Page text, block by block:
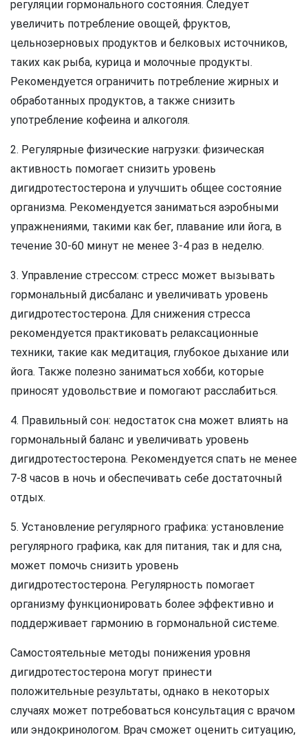
регуляции гормонального состояния. Следует
увеличить потребление овощей, фруктов,
цельнозерновых продуктов и белковых источников,
таких как рыба, курица и молочные продукты.
Рекомендуется ограничить потребление жирных и
обработанных продуктов, а также снизить
употребление кофеина и алкоголя.
2. Регулярные физические нагрузки: физическая
активность помогает снизить уровень
дигидротестостерона и улучшить общее состояние
организма. Рекомендуется заниматься аэробными
упражнениями, такими как бег, плавание или йога, в
течение 30-60 минут не менее 3-4 раз в неделю.
3. Управление стрессом: стресс может вызывать
гормональный дисбаланс и увеличивать уровень
дигидротестостерона. Для снижения стресса
рекомендуется практиковать релаксационные
техники, такие как медитация, глубокое дыхание или
йога. Также полезно заниматься хобби, которые
приносят удовольствие и помогают расслабиться.
4. Правильный сон: недостаток сна может влиять на
гормональный баланс и увеличивать уровень
дигидротестостерона. Рекомендуется спать не менее
7-8 часов в ночь и обеспечивать себе достаточный
отдых.
5. Установление регулярного графика: установление
регулярного графика, как для питания, так и для сна,
может помочь снизить уровень
дигидротестостерона. Регулярность помогает
организму функционировать более эффективно и
поддерживает гармонию в гормональной системе.
Самостоятельные методы понижения уровня
дигидротестостерона могут принести
положительные результаты, однако в некоторых
случаях может потребоваться консультация с врачом
или эндокринологом. Врач сможет оценить ситуацию,